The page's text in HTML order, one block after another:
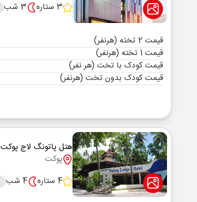
3 ستاره
3 شب
قیمت 2 تخته (هرنفر)
قیمت 1 تخته (هرنفر)
قیمت کودک با تخت (هر نفر)
قیمت کودک بدون تخت (هرنفر)
هتل پاتونگ لاج پوکت
پوکت
4 ستاره
4 شب